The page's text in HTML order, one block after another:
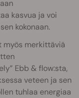
kasvua ja voi
kokonaan.
myös merkittäviä
Ebb & flow:sta,
veteen ja sen
tuhlaa energiaa